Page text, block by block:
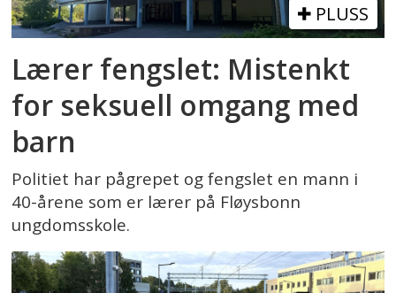
PLUSS
Lærer fengslet: Mistenkt
for seksuell omgang med
barn
Politiet har pågrepet og fengslet en mann i
40-årene som er lærer på Fløysbonn
ungdomsskole.